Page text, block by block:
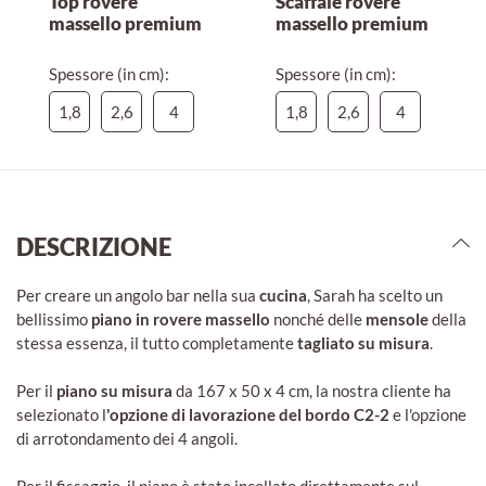
massello premium
Spessore (in cm):
1,8
2,6 4
massello premium
Spessore (in cm):
1,8
2,6 4
DESCRIZIONE
Per creare un angolo bar nella sua cucina, Sarah ha scelto un
bellissimo piano in rovere massello nonché delle mensoledella
stessa essenza, il tutto completamentetagliato su misura.
Per il piano su misura da 167 x 50 x 4 cm, la nostra cliente ha
selezionato l'opzione di lavorazione del bordo C2-2 e l'opzione
di arrotondamento dei 4 angoli.